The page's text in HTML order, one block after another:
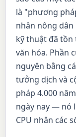
là "phương
nhân nông dân
kỹ thuật đã tồn
văn hóa. Phần
nguyên bằng
tưởng dịch và
pháp 4.000
ngày nay — nó
CPU nhân các